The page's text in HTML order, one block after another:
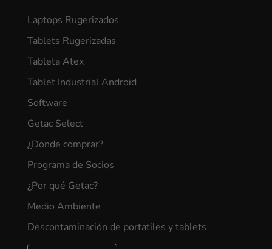
Laptops Rugerizados
Tablets Rugerizadas
Tableta Atex
Tablet Industrial Android
Software
Getac Select
¿Donde comprar?
Programa de Socios
¿Por qué Getac?
Medio Ambiente
Descontaminación de portatiles y tablets